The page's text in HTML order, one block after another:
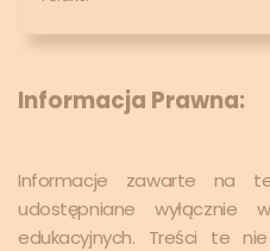
Informacja Prawna:
Informacje zawarte na
udostępniane wyłącznie
edukacyjnych. Treści te